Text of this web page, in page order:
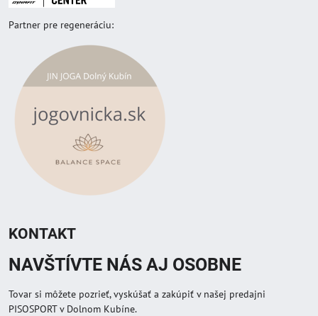
Partner pre regeneráciu:
KONTAKT
NAVŠTÍVTE NÁS AJ OSOBNE
Tovar si môžete pozrieť, vyskúšať a zakúpiť v našej predajni
PISOSPORT v Dolnom Kubíne.